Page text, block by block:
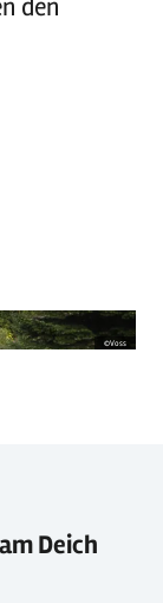
den
©Voss
Deich